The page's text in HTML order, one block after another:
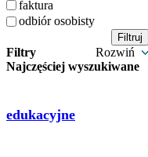
faktura
odbiór osobisty
Filtry
Rozwiń
Najczęściej wyszukiwane
edukacyjne